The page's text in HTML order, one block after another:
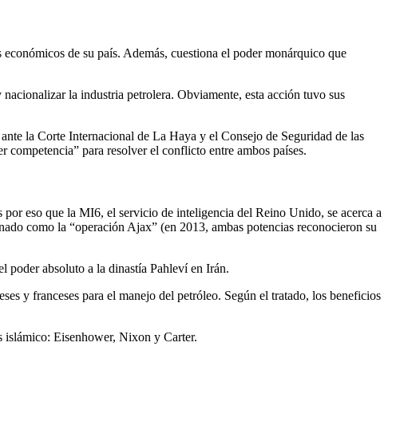
de su país. Además, cuestiona el poder monárquico que
la industria petrolera. Obviamente, esta acción tuvo sus
la Corte Internacional de La Haya y el Consejo de Seguridad de las
para resolver el conflicto entre ambos países.
eso que la MI6, el servicio de inteligencia del Reino Unido, se acerca a
como la “operación Ajax” (en 2013, ambas potencias reconocieron su
poder absoluto a la dinastía Pahleví en Irán.
y franceses para el manejo del petróleo. Según el tratado, los beneficios
islámico: Eisenhower, Nixon y Carter.